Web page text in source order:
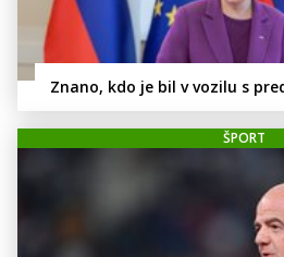
Znano, kdo je bil v vozilu s
ŠPORT